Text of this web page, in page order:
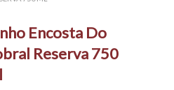
Encosta Do
Reserva 750